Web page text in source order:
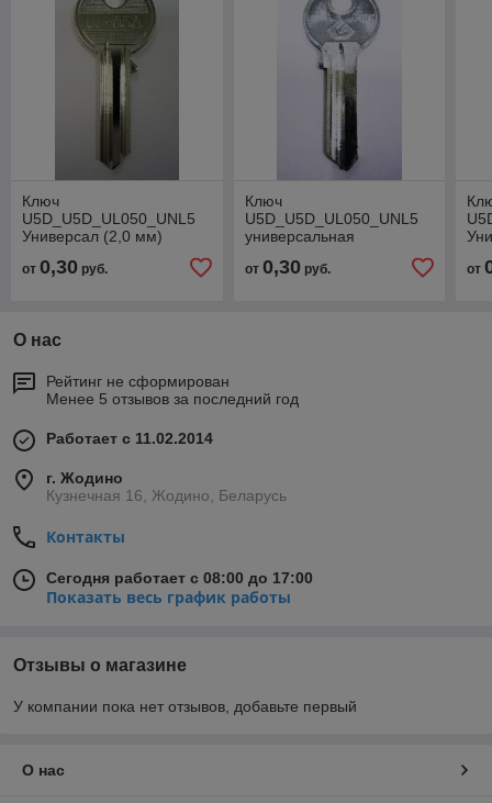
Ключ
U5D_U5D_UL050_UNL5
Универсал (2,0 мм)
от 0,30 руб.
Ключ
U5D_U5D_UL050_UNL5
универсальная
от 0,30руб. от
О нас
Рейтинг не сформирован
Менее 5 отзывов за последний год
Работает с 11.02.2014
г. Жодино
Кузнечная 16, Жодино, Беларусь
Контакты
Сегодня работает с 08:00 до 17:00
Показать весь график работы
Отзывы о магазине
У компании пока нет отзывов, добавьте первый
О нас